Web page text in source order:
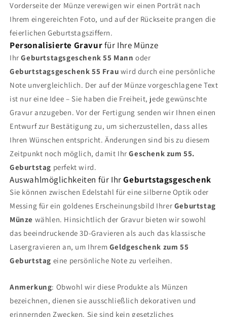
Vorderseite der Münze verewigen wir einen Porträt nach
Ihrem eingereichten Foto, und auf der Rückseite prangen die
feierlichen Geburtstagsziffern.
Personalisierte Gravurfür Ihre Münze
IhrGeburtstagsgeschenk 55 Mann oder
Geburtstagsgeschenk 55 Frau wird durch eine persönliche
Note unvergleichlich. Der auf der Münze vorgeschlagene Text
ist nur eine Idee – Sie haben die Freiheit, jede gewünschte
Gravur anzugeben. Vor der Fertigung senden wir Ihnen einen
Entwurf zur Bestätigung zu, um sicherzustellen, dass alles
Ihren Wünschen entspricht. Änderungen sind bis zu diesem
Zeitpunkt noch möglich, damit IhrGeschenk zum 55.
Geburtstag perfekt wird.
Auswahlmöglichkeiten für IhrGeburtstagsgeschenk
Sie können zwischen Edelstahl für eine silberne Optik oder
Messing für ein goldenes Erscheinungsbild Ihrer Geburtstag
Münze wählen. Hinsichtlich der Gravur bieten wir sowohl
das beeindruckende 3D-Gravieren als auch das klassische
Lasergravieren an, um Ihrem Geldgeschenk zum 55
Geburtstag eine persönliche Note zu verleihen.
Anmerkung: Obwohl wir diese Produkte als Münzen
bezeichnen, dienen sie ausschließlich dekorativen und
erinnernden Zwecken. Sie sind kein gesetzliches